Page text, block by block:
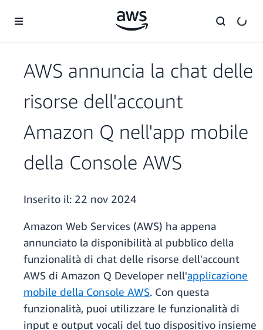
AWS annuncia la chat delle
risorse dell'account
Amazon Q nell'app mobile
della Console AWS
Inserito il: 22 nov 2024
Amazon Web Services (AWS) ha appena
annunciato la disponibilità al pubblico della
funzionalità di chat delle risorse dell'account
AWS di Amazon Q Developer nell'applicazione
mobile della Console AWS. Con questa
funzionalità, puoi utilizzare le funzionalità di
input e output vocali del tuo dispositivo insieme